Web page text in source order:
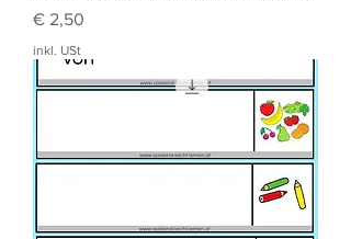
Preis
€ 2,50
inkl. USt